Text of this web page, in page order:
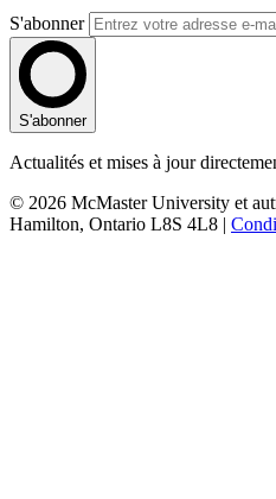
S'abonner
S'abonner
Actualités et mises à jour
© 2026 McMaster University et
Hamilton, Ontario L8S 4L8 |